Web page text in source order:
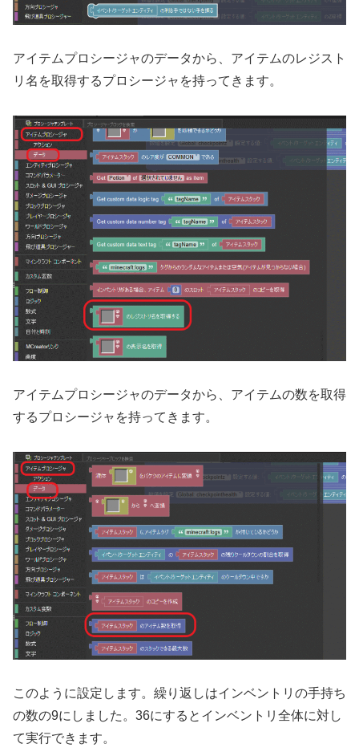
アイテムプロシージャのデータから、アイテムのレジスト
リ名を取得するプロシージャを持ってきます。
アイテムプロシージャのデータから、アイテムの数を取得
するプロシージャを持ってきます。
このように設定します。繰り返しはインベントリの手持ち
の数の9にしました。36にするとインベントリ全体に対し
て実行できます。